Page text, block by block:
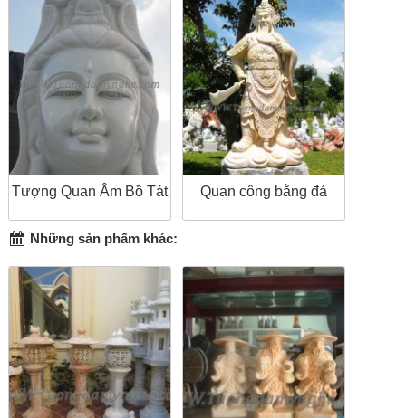
Tượng Quan Âm Bồ Tát Quan công bằng đá
Những sản phẩm khác: